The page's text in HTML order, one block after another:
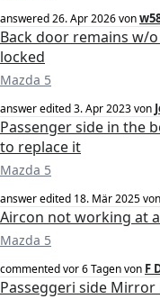
answered26. Apr 2026von
Back door remains w/
locked
Mazda 5
answer edited3. Apr 2023von
Passenger side in the
to replace it
Mazda 5
answer edited 18. Mär 2025von
Aircon not working at
Mazda 5
commentedvor 6 Tagenvon F
Passeggeri side Mirror